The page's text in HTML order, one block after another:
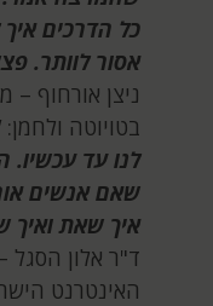
כל הדרכים
אסור לוותר.
ניצן אורחוף
בטויוטה ולחמן:
לנו עד עכשיו.
שאם אנשים
איך שאת ואיך
ד"ר אלון הסגל
האינטרנט